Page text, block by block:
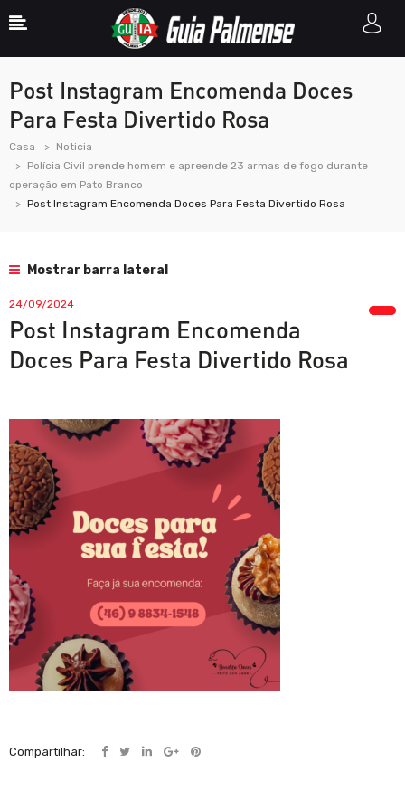
Post Instagram Encomenda Doces
Para Festa Divertido Rosa
Casa
Noticia
Polícia Civil prende homem e apreende 23 armas de fogo durante
operação em Pato Branco
Post Instagram Encomenda Doces Para Festa Divertido Rosa
Mostrar barra lateral
24/09/2024
Post Instagram Encomenda
Doces Para Festa Divertido Rosa
Compartilhar: